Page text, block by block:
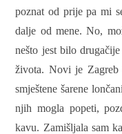
poznat od prije pa mi
dalje od mene. No,
nešto jest bilo
života. Novi je
smještene šarene
njih mogla popeti,
kavu. Zamišljala sam